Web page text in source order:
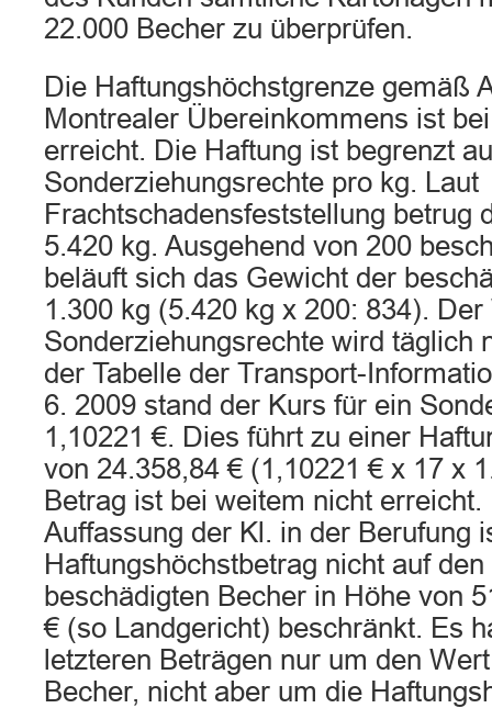
22.000 Becher zu überprüfen.
Die Haftungshöchstgrenze gemäß
Montrealer Übereinkommens ist
erreicht. Die Haftung ist begrenzt
Sonderziehungsrechte pro kg. Laut
Frachtschadensfeststellung betrug
5.420 kg. Ausgehend von 200
beläuft sich das Gewicht der
1.300 kg (5.420 kg x 200: 834).
Sonderziehungsrechte wird täglich
der Tabelle der Transport-
6. 2009 stand der Kurs für ein
1,10221 €. Dies führt zu einer
von 24.358,84 € (1,10221 € x 17 x
Betrag ist bei weitem nicht erreicht.
Auffassung der Kl. in der Berufung
Haftungshöchstbetrag nicht auf
beschädigten Becher in Höhe von
€ (so Landgericht) beschränkt. Es
letzteren Beträgen nur um den
Becher, nicht aber um die